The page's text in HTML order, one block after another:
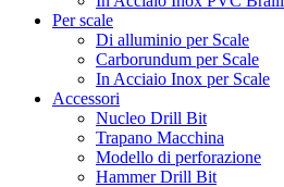
Per scale
Di alluminio per Scale
Carborundum per Scale
In Acciaio Inox per Scale
Accessori
Nucleo Drill Bit
Trapano Macchina
Modello di perforazione
Hammer Drill Bit